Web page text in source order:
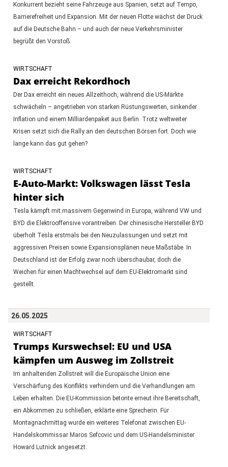
Konkurrent bezieht seine Fahrzeuge aus Spanien, setzt auf Tempo,
Barrierefreiheit und Expansion. Mit der neuen Flotte wächst der Druck
auf die Deutsche Bahn – und auch der neue Verkehrsminister
begrüßt den Vorstoß.
WIRTSCHAFT
Dax erreicht Rekordhoch
Der Dax erreicht ein neues Allzeithoch, während die US-Märkte
schwächeln – angetrieben von starken Rüstungswerten, sinkender
Inflation und einem Milliardenpaket aus Berlin. Trotz weltweiter
Krisen setzt sich die Rally an den deutschen Börsen fort. Doch wie
lange kann das gut gehen?
WIRTSCHAFT
E-Auto-Markt: Volkswagen lässt Tesla
hinter sich
Tesla kämpft mit massivem Gegenwind in Europa, während VW und
BYD die Elektrooffensive vorantreiben. Der chinesische Hersteller BYD
überholt Tesla erstmals bei den Neuzulassungen und setzt mit
aggressiven Preisen sowie Expansionsplänen neue Maßstäbe. In
Deutschland ist der Erfolg zwar noch überschaubar, doch die
Weichen für einen Machtwechsel auf dem EU-Elektromarkt sind
gestellt.
26.05.2025
WIRTSCHAFT
Trumps Kurswechsel: EU und USA
kämpfen um Ausweg im Zollstreit
Im anhaltenden Zollstreit will die Europäische Union eine
Verschärfung des Konflikts verhindern und die Verhandlungen am
Leben erhalten. Die EU-Kommission betonte erneut ihre Bereitschaft,
ein Abkommen zu schließen, erklärte eine Sprecherin. Für
Montagnachmittag wurde ein weiteres Telefonat zwischen EU-
Handelskommissar Maros Sefcovic und dem US-Handelsminister
Howard Lutnick angesetzt.